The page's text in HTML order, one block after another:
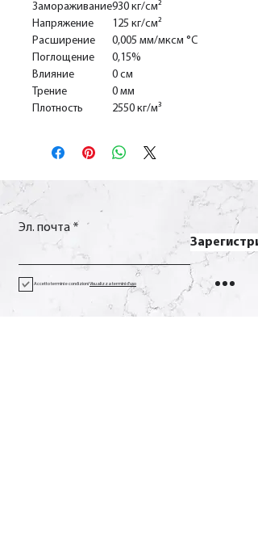
Замораживание930 кг/см²
Напряжение
125 кг/см²
Расширение
0,005 мм/мксм °С
Поглощение
0,15%
Влияние
0 см
Трение
0 мм
Плотность
2550 кг/м³
Эл. почта
Accetto termini e condizioniVisualizza termini d'uso